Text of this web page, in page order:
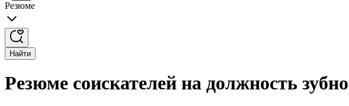
Резюме
Найти
Резюме соискателей на должность